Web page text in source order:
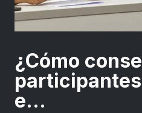
¿Cómo
e...